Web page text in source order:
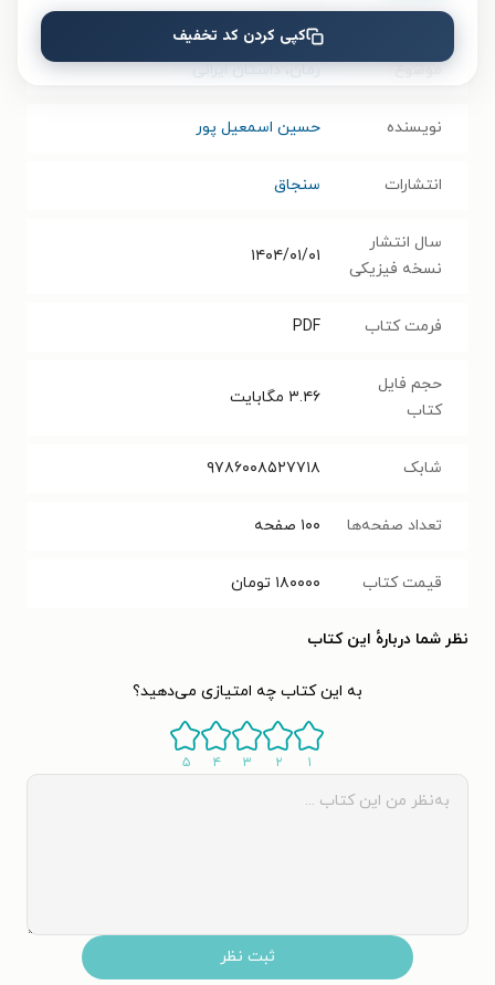
نام کتاب کالیکو
موضوع رمان،داستان ایرانی
نویسنده حسین اسمعیل پور
انتشارات سنجاق
سال انتشار
نسخه فیزیکی
۱۴۰۴/۰۱/۰۱
فرمت کتاب PDF
حجم فایل
کتاب
۳.۴۶ مگابایت
شابک ۹۷۸۶۰۰۸۵۲۷۷۱۸
تعداد صفحه‌ها ۱۰۰ صفحه
قیمت کتاب ۱۸۰۰۰۰ تومان
نظر شما دربارهٔ این کتاب
به این کتاب چه امتیازی می‌دهید؟
۱ ۲ ۳ ۴ ۵
ثبت نظر
کپی کردن کد تخفیف